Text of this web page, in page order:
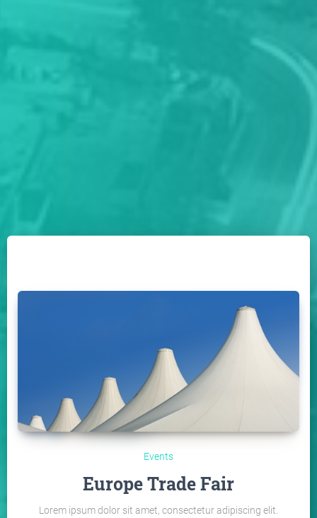
Events
Europe Trade Fair
Lorem ipsum dolor sit amet, consectetur adipiscing elit.